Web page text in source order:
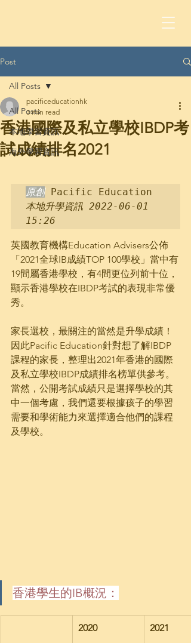
Post
All Posts
本地學習資訊
海外學習資訊
All Posts
香港國際及私立學校IBDP考
試成績排名2021
pacificeducationhk
3 min read
原創
本地升學資訊 2022-06-01
15:26
英國教育機構Education Advisers公佈
「2021全球IB成績TOP 100學校」當中有
19間屬香港學校，有4間更位列前十位，
顯示香港學校在IBDP考試的表現非常優
秀。
家長選校，最關注的當然是升學成績！
因此Pacific Education針對想了解IBDP
課程的家長，整理出2021年香港的國際
及私立學校IBDP成績排名榜單供參考。
當然，公開考試成績只是選擇學校的其
中一個考慮，我們還要根據孩子的學習
需要和學術能力來選擇適合他們的課程
及學校。
香港學生的IB概況：
2020 2021